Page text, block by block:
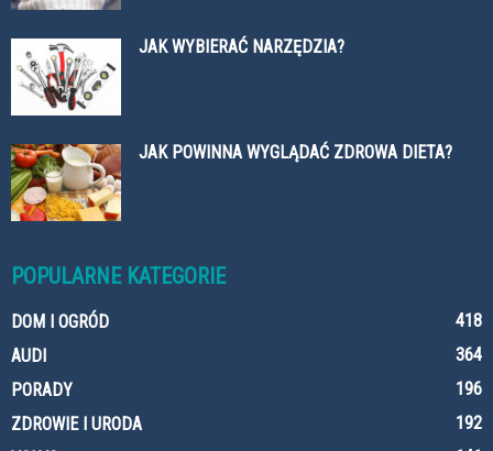
JAK WYBIERAĆ NARZĘDZIA?
JAK POWINNA WYGLĄDAĆ ZDROWA DIETA?
POPULARNE KATEGORIE
DOM I OGRÓD
418
AUDI
364
PORADY
196
ZDROWIE I URODA
192